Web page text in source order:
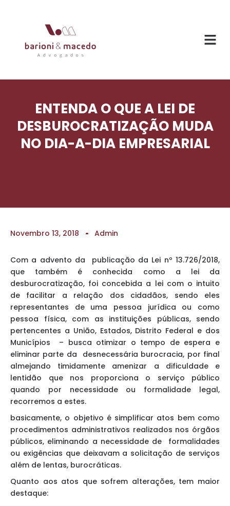
ENTENDA O QUE A LEI DE
DESBUROCRATIZAÇÃO MUDA
NO DIA-A-DIA EMPRESARIAL
Novembro 13, 2018 Admin
Com a advento da publicação da Lei nº 13.726/2018,
que também é conhecida como a lei da
desburocratização, foi concebida a lei com o intuito
de facilitar a relação dos cidadãos, sendo eles
representantes de uma pessoa jurídica ou como
pessoa física, com as instituições públicas, sendo
pertencentes a União, Estados, Distrito Federal e dos
Municípios – busca otimizar o tempo de espera e
eliminar parte da desnecessária burocracia, por final
almejando timidamente amenizar a dificuldade e
lentidão que nos proporciona o serviço público
quando por necessidade ou formalidade legal,
recorremos a estes.
basicamente, o objetivo é simplificar atos bem como
procedimentos administrativos realizados nos órgãos
públicos, eliminando a necessidade de formalidades
ou exigências que deixavam a solicitação de serviços
além de lentas, burocráticas.
Quanto aos atos que sofrem alterações, tem maior
destaque: